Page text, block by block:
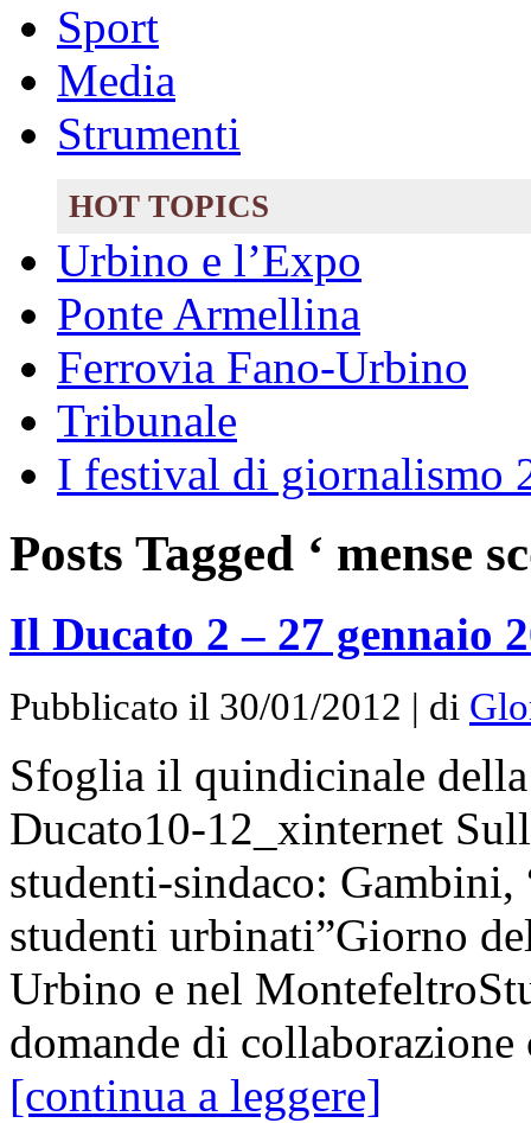
Sport
Media
Strumenti
HOT TOPICS
Urbino e l’Expo
Ponte Armellina
Ferrovia Fano-Urbino
Tribunale
I festival di giornalismo
Posts Tagged ‘ mense
Il Ducato 2 – 27 gennaio
Pubblicato il 30/01/2012 | di
Sfoglia il quindicinale
Ducato10-12_xinternet
studenti-sindaco: Gambini,
studenti urbinati”Giorno
Urbino e nel
domande di
[continua a leggere]